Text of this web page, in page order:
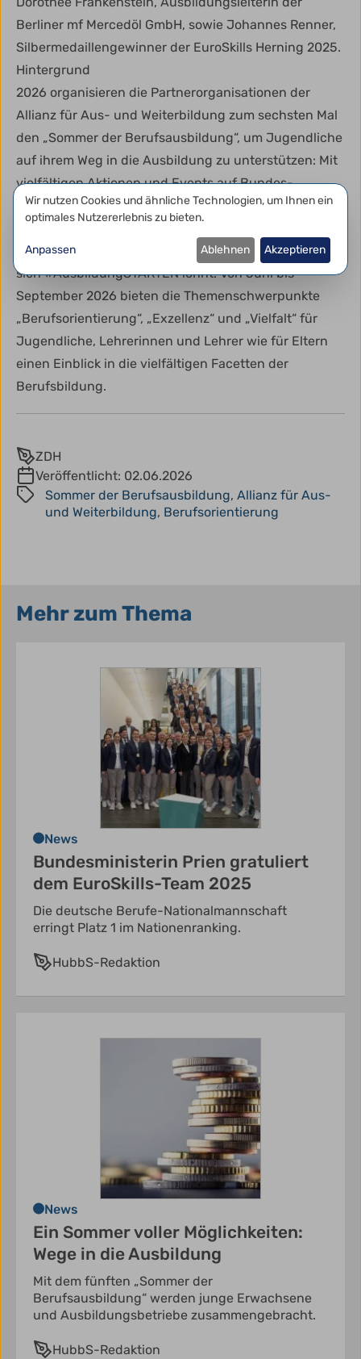
Berliner mf Mercedöl GmbH, sowie Johannes Renner,
Silbermedaillengewinner der EuroSkills Herning 2025.
Hintergrund
2026 organisieren die Partnerorganisationen der
Allianz für Aus- und Weiterbildung zum sechsten Mal
den „Sommer der Berufsausbildung“, um Jugendliche
auf ihrem Weg in die Ausbildung zu unterstützen: Mit
vielfältigen Aktionen und Events auf Bundes-,
Landes- und regionaler Ebene informieren sie über
die berufliche Bildung, bringen Betriebe und
Jugendliche zusammen und zeigen gemeinsam, dass
sich #AusbildungSTARTEN lohnt. Von Juni bis
September 2026 bieten die Themenschwerpunkte
„Berufsorientierung“, „Exzellenz“ und „Vielfalt“ für
Jugendliche, Lehrerinnen und Lehrer wie für Eltern
einen Einblick in die vielfältigen Facetten der
Berufsbildung.
ZDH
Veröffentlicht: 02.06.2026
Sommer der Berufsausbildung, Allianz für Aus-
und Weiterbildung, Berufsorientierung
Mehr zum Thema
News
Bundesministerin Prien gratuliert
dem EuroSkills-Team 2025
Die deutsche Berufe-Nationalmannschaft
erringt Platz 1 im Nationenranking.
HubbS-Redaktion
News
Ein Sommer voller Möglichkeiten:
Wege in die Ausbildung
Mit dem fünften „Sommer der
Berufsausbildung“ werden junge Erwachsene
und Ausbildungsbetriebe zusammengebracht.
HubbS-Redaktion
Datenschutzeinstellungen
Wir nutzen Cookies und ähnliche Technologien, um Ihnen ein
optimales Nutzererlebnis zu bieten.
Anpassen Ablehnen Akzeptieren